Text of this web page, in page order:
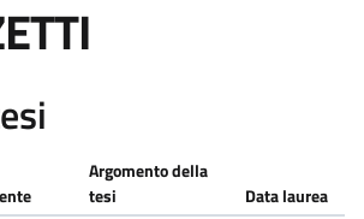
Argomento della
tesi
Data laurea